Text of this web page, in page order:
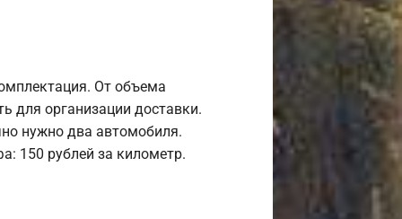
От объема
для организации доставки.
нужно два автомобиля.
150 рублей за километр.